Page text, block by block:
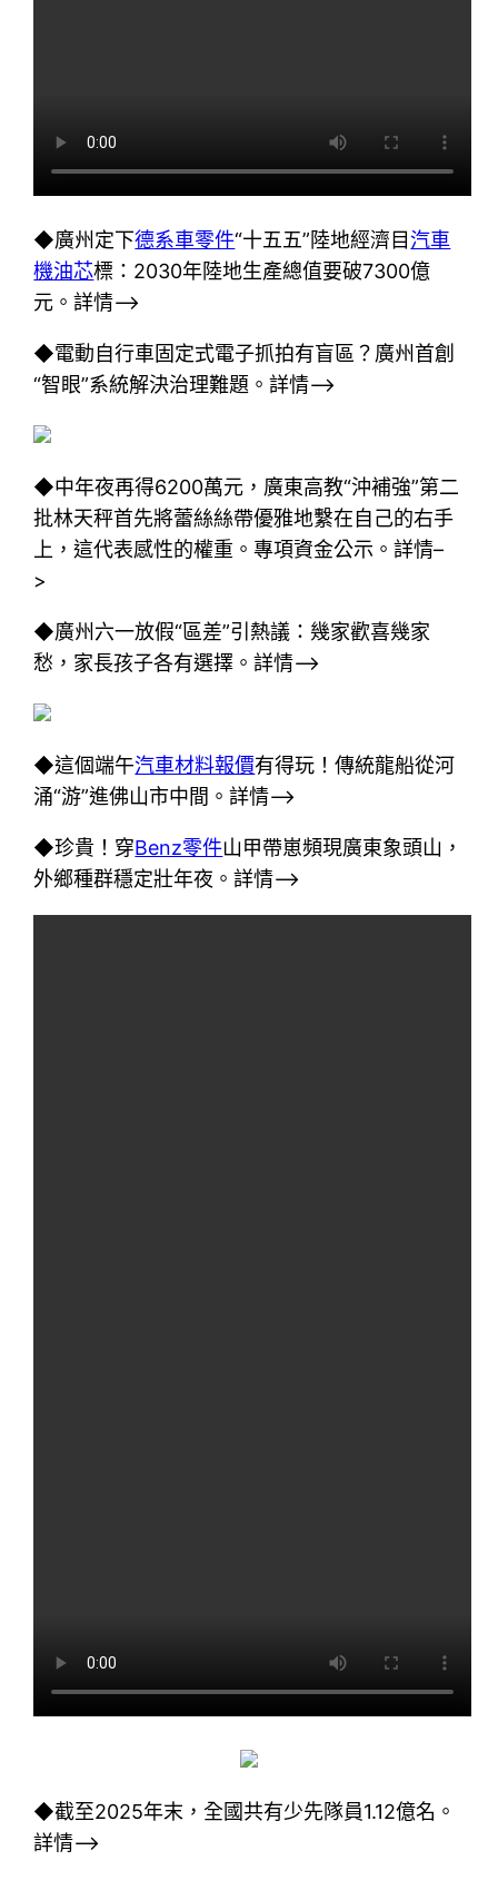
◆廣州定下德系車零件“十五五”陸地經濟目汽車
機油芯標：2030年陸地生產總值要破7300億
元。詳情–>
◆電動自行車固定式電子抓拍有盲區？廣州首創
“智眼”系統解決治理難題。詳情–>
◆中年夜再得6200萬元，廣東高教“沖補強”第二
批林天秤首先將蕾絲絲帶優雅地繫在自己的右手
上，這代表感性的權重。專項資金公示。詳情–
>
◆廣州六一放假“區差”引熱議：幾家歡喜幾家
愁，家長孩子各有選擇。詳情–>
◆這個端午汽車材料報價有得玩！傳統龍船從河
涌“游”進佛山市中間。詳情–>
◆珍貴！穿Benz零件山甲帶崽頻現廣東象頭山，
外鄉種群穩定壯年夜。詳情–>
◆截至2025年末，全國共有少先隊員1.12億名。
詳情–>